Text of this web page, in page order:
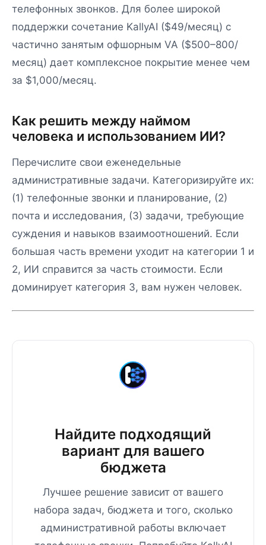
телефонных звонков. Для более широкой
поддержки сочетание KallyAI ($49/месяц) с
частично занятым офшорным VA ($500–800/
месяц) дает комплексное покрытие менее чем
за $1,000/месяц.
Как решить между наймом
человека и использованием ИИ?
Перечислите свои еженедельные
административные задачи. Категоризируйте их:
(1) телефонные звонки и планирование, (2)
почта и исследования, (3) задачи, требующие
суждения и навыков взаимоотношений. Если
большая часть времени уходит на категории 1 и
2, ИИ справится за часть стоимости. Если
доминирует категория 3, вам нужен человек.
Найдите подходящий
вариант для вашего
бюджета
Лучшее решение зависит от вашего
набора задач, бюджета и того, сколько
административной работы включает